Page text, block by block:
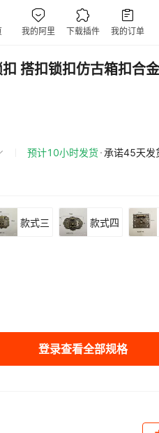
搭扣锁扣仿古箱扣合
预计10小时发货 承诺45天发
款式三 款式四
登录查看全部规格